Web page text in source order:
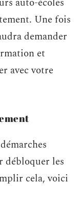
Une fois
demander
et
avec votre
débloquer les
cela, voici